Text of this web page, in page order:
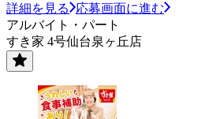
詳細を見る
応募画面に進む
アルバイト・パート
すき家 4号仙台泉ヶ丘店